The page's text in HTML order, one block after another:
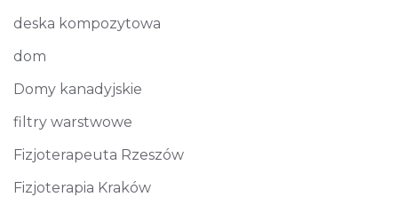
deska kompozytowa
dom
Domy kanadyjskie
filtry warstwowe
Fizjoterapeuta Rzeszów
Fizjoterapia Kraków